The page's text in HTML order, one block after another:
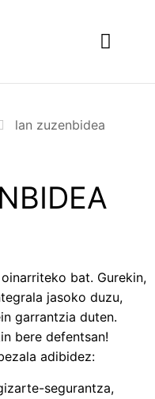
lan zuzenbidea
bat. Gurekin,
jasoko duzu,
garrantzia duten.
bere defentsan!
adibidez:
segurantza,